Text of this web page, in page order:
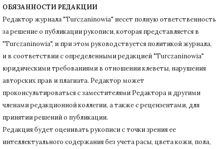
ОБЯЗАННОСТИ РЕДАКЦИИ
Редактор журнала "Turczaninowia" несет полную ответственность
за решение о публикации рукописи, которая представляется в
"Turczaninowia", и при этом руководствуется политикой журнала,
и в соответствии с определенными редакцией "Turczaninowia"
юридическими требованиями в отношении клеветы, нарушения
авторских прав и плагиата. Редактор может
проконсультироваться с заместителями Редактора и другими
членами редакционной коллегии, а также с рецензентами, для
принятии решений о публикации.
Редакция будет оценивать рукописи с точки зрения ее
интеллектуального содержания без учета расы, цвета кожи, пола,